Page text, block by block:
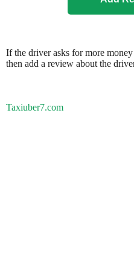
If the driver asks for more
then add a review about the
Taxiuber7.com